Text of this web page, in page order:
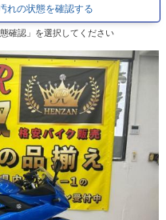
れの状態を確認する
確認」を選択してください